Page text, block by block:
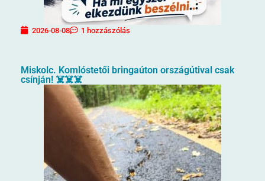
2026-08-08 1 hozzászólás
Miskolc. Komlóstetői bringaúton országútival csak
csínján! ☠️☠️☠️